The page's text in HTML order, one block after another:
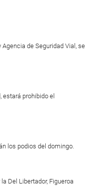
de Seguridad Vial, se
prohibido el
los podios del domingo.
Del Libertador, Figueroa